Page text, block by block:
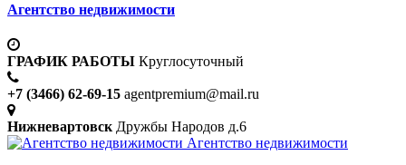
Агентство недвижимости
ГРАФИК РАБОТЫ Круглосуточный
+7 (3466) 62-69-15 agentpremium@mail.ru
Нижневартовск Дружбы Народов д.6
Агентство недвижимости